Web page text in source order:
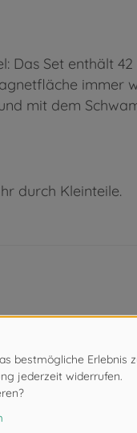
Set enthält
immer
mit dem
durch Kleinteile.
Praktischer
Simba -